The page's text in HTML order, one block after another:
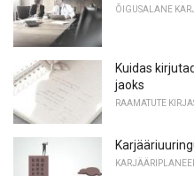
ÕIGUSALANE
Kuidas
jaoks
RAAMATUTE